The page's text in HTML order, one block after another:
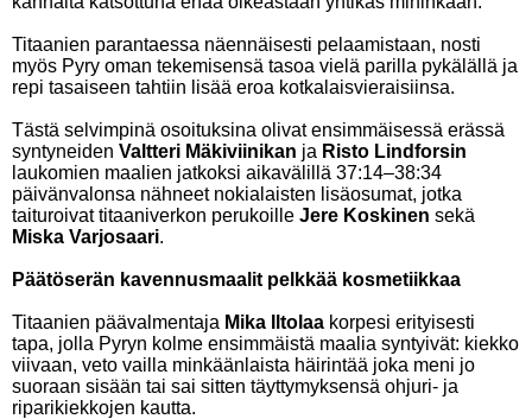
Titaanien parantaessa näennäisesti pelaamistaan, nosti
myös Pyry oman tekemisensä tasoa vielä parilla pykälällä ja
repi tasaiseen tahtiin lisää eroa kotkalaisvieraisiinsa.
Tästä selvimpinä osoituksina olivat ensimmäisessä erässä
syntyneiden Valtteri Mäkiviinikan ja Risto Lindforsin
laukomien maalien jatkoksi aikavälillä 37:14–38:34
päivänvalonsa nähneet nokialaisten lisäosumat, jotka
taituroivat titaaniverkon perukoille Jere Koskinen sekä
Miska Varjosaari.
Päätöserän kavennusmaalit pelkkää kosmetiikkaa
Titaanien päävalmentaja Mika Iltolaa korpesi erityisesti
tapa, jolla Pyryn kolme ensimmäistä maalia syntyivät: kiekko
viivaan, veto vailla minkäänlaista häirintää joka meni jo
suoraan sisään tai sai sitten täyttymyksensä ohjuri- ja
riparikiekkojen kautta.